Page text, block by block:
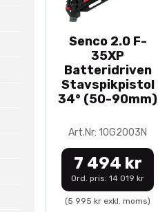
Senco 2.0 F-
35XP
Batteridriven
Stavspikpistol
34° (50-90mm)
Art.Nr: 10G2003N
7 494 kr
Ord. pris: 14 019 kr
(5 995 kr exkl. moms)